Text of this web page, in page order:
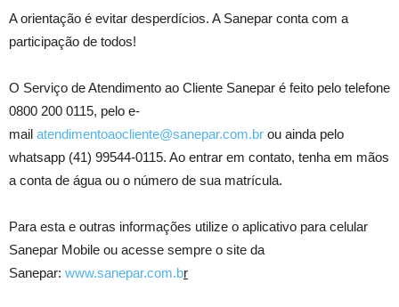
A orientação é evitar desperdícios. A Sanepar conta com a
participação de todos!
O Serviço de Atendimento ao Cliente Sanepar é feito pelo telefone
0800 200 0115, pelo e-
mail atendimentoaocliente@sanepar.com.br ou ainda pelo
whatsapp (41) 99544-0115. Ao entrar em contato, tenha em mãos
a conta de água ou o número de sua matrícula.
Para esta e outras informações utilize o aplicativo para celular
Sanepar Mobile ou acesse sempre o site da
Sanepar: www.sanepar.com.br